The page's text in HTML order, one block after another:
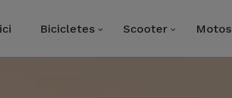
Bicicletes Scooter Motos